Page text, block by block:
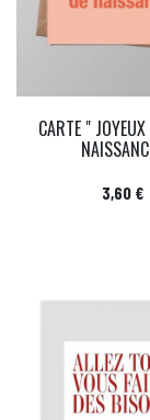
CARTE "
Prix
3,60 €